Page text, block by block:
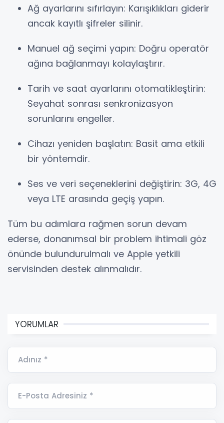
Ağ ayarlarını sıfırlayın: Karışıklıkları giderir
ancak kayıtlı şifreler silinir.
Manuel ağ seçimi yapın: Doğru operatör
ağına bağlanmayı kolaylaştırır.
Tarih ve saat ayarlarını otomatikleştirin:
Seyahat sonrası senkronizasyon
sorunlarını engeller.
Cihazı yeniden başlatın: Basit ama etkili
bir yöntemdir.
Ses ve veri seçeneklerini değiştirin: 3G, 4G
veya LTE arasında geçiş yapın.
Tüm bu adımlara rağmen sorun devam
ederse, donanımsal bir problem ihtimali göz
önünde bulundurulmalı ve Apple yetkili
servisinden destek alınmalıdır.
YORUMLAR
Adınız *
E-Posta Adresiniz *